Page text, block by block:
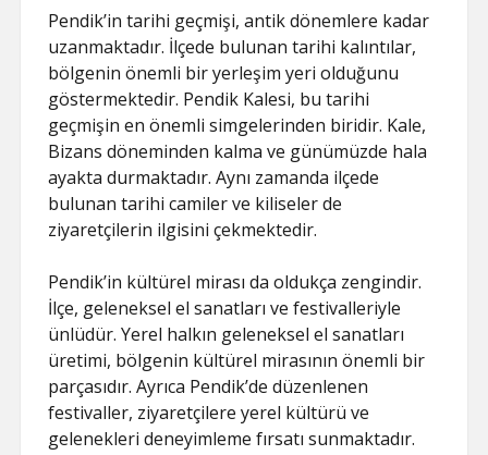
Pendik’in tarihi geçmişi, antik dönemlere kadar
uzanmaktadır. İlçede bulunan tarihi kalıntılar,
bölgenin önemli bir yerleşim yeri olduğunu
göstermektedir. Pendik Kalesi, bu tarihi
geçmişin en önemli simgelerinden biridir. Kale,
Bizans döneminden kalma ve günümüzde hala
ayakta durmaktadır. Aynı zamanda ilçede
bulunan tarihi camiler ve kiliseler de
ziyaretçilerin ilgisini çekmektedir.
Pendik’in kültürel mirası da oldukça zengindir.
İlçe, geleneksel el sanatları ve festivalleriyle
ünlüdür. Yerel halkın geleneksel el sanatları
üretimi, bölgenin kültürel mirasının önemli bir
parçasıdır. Ayrıca Pendik’de düzenlenen
festivaller, ziyaretçilere yerel kültürü ve
gelenekleri deneyimleme fırsatı sunmaktadır.